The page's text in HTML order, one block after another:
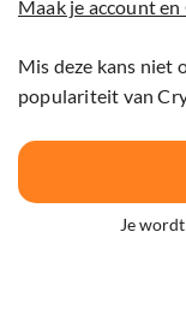
Maak je account
Mis deze kans niet
populariteit van
Je